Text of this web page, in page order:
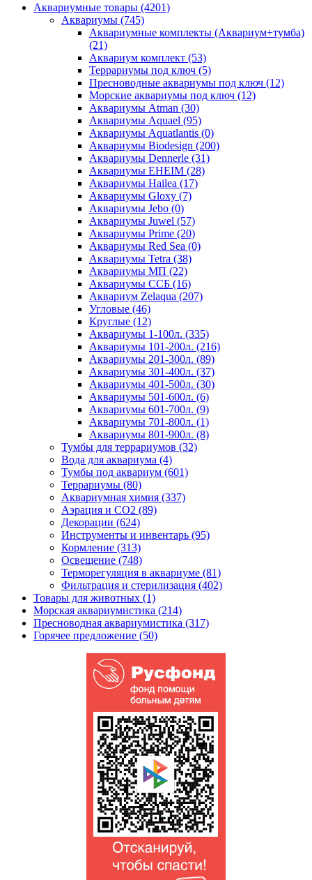
Аквариумные товары (4201)
Аквариумы (745)
Аквариумные комплекты (Аквариум+тумба)
(21)
Аквариум комплект (53)
Террариумы под ключ (5)
Пресноводные аквариумы под ключ (12)
Морские аквариумы под ключ (12)
Аквариумы Atman (30)
Аквариумы Aquael (95)
Аквариумы Aquatlantis (0)
Аквариумы Biodesign (200)
Аквариумы Dennerle (31)
Аквариумы EHEIM (28)
Аквариумы Hailea (17)
Аквариумы Gloxy (7)
Аквариумы Jebo (0)
Аквариумы Juwel (57)
Аквариумы Prime (20)
Аквариумы Red Sea (0)
Аквариумы Tetra (38)
Аквариумы МП (22)
Аквариумы ССБ (16)
Аквариум Zelaqua (207)
Угловые (46)
Круглые (12)
Аквариумы 1-100л. (335)
Аквариумы 101-200л. (216)
Аквариумы 201-300л. (89)
Аквариумы 301-400л. (37)
Аквариумы 401-500л. (30)
Аквариумы 501-600л. (6)
Аквариумы 601-700л. (9)
Аквариумы 701-800л. (1)
Аквариумы 801-900л. (8)
Тумбы для террариумов (32)
Вода для аквариума (4)
Тумбы под аквариум (601)
Террариумы (80)
Аквариумная химия (337)
Аэрация и CO2 (89)
Декорации (624)
Инструменты и инвентарь (95)
Кормление (313)
Освещение (748)
Терморегуляция в аквариуме (81)
Фильтрация и стерилизация (402)
Товары для животных (1)
Морская аквариумистика (214)
Пресноводная аквариумистика (317)
Горячее предложение (50)